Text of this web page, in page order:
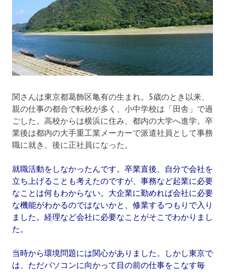
関さんは東京都葛飾区亀有の生まれ。5歳のとき以来、
親の仕事の都合で転校が多く、小中学校は「田舎」で過
ごした。高校からは横浜に住み、都内の大学へ進学。卒
業後は都内の大手重工業メーカーで派遣社員として事務
職に就き、後に正社員になった。
就職活動をしなかったんです。卒業直後、自分で会社を
立ち上げることも考えたのですが、事務など起業に必要
なことは何もわからない。大企業に勤めれば会社に必要
な機能がわかるのではないかと、修業するつもりで入り
ました。経理など会社に必要なことがそこでわかりまし
た。
当時から環境問題には関心がありました。しかし東京で
は、ただパソコンに向かって目の前の仕事をこなす毎